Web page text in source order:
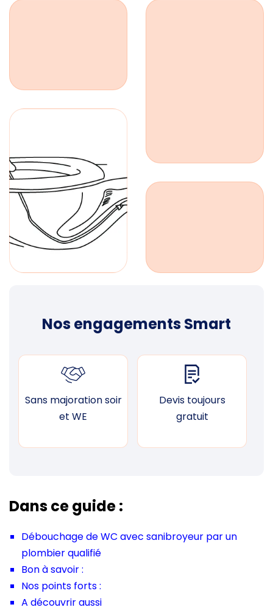
Nos engagements Smart
Sans majoration soir
et WE
Devis toujours
gratuit
Dans ce guide :
Débouchage de WC avec sanibroyeur par un
plombier qualifié
Bon à savoir :
Nos points forts :
A découvrir aussi